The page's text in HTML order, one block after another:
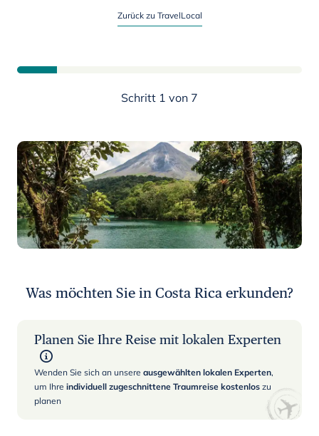
Zurück zu TravelLocal
Schritt 1 von 7
Was möchten Sie in Costa Rica erkunden?
Planen Sie Ihre Reise mit lokalen Experten
Wenden Sie sich an unsere ausgewählten lokalen Experten,
um Ihre individuell zugeschnittene Traumreise kostenlos zu
planen